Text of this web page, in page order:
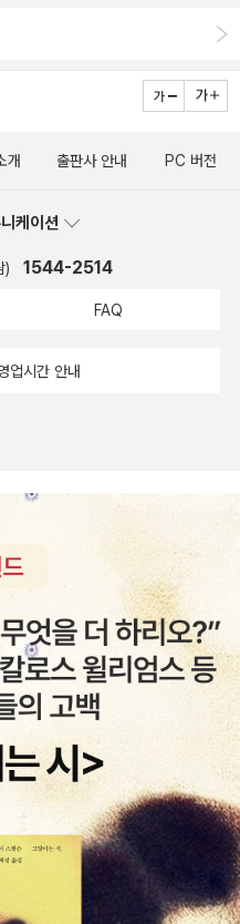
분절을 가져온 현실에 맘이 아
의 말대로라면 페인이 정작 더
스의 상식을 근본적으로 뒤바
념증, 자기-외부지향적 사회병
개 출판사 안내 PC 버전
케이션
) 1544-2514
FAQ
업시간 안내